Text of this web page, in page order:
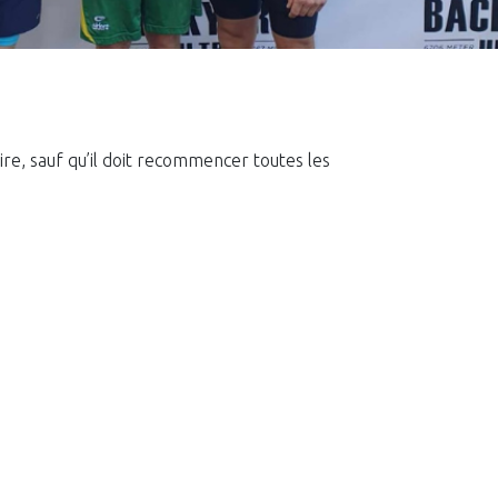
sauf qu’il doit recommencer toutes les